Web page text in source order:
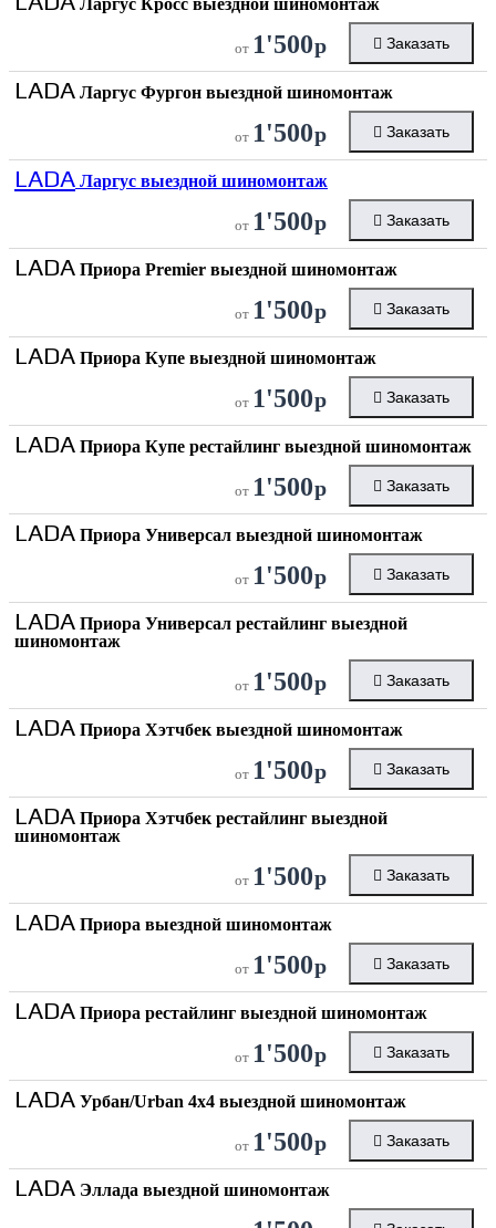
Ларгус Кросс выездной шиномонтаж
от 1'500р Заказать
LADA Ларгус Фургон выездной шиномонтаж
от 1'500р Заказать
LADA Ларгус выездной шиномонтаж
от 1'500р Заказать
LADA Приора Premier выездной шиномонтаж
от 1'500р Заказать
LADA Приора Купе выездной шиномонтаж
от 1'500р Заказать
LADA Приора Купе рестайлинг выездной шиномонтаж
от 1'500р Заказать
LADA Приора Универсал выездной шиномонтаж
от 1'500р Заказать
LADA Приора Универсал рестайлинг выездной
шиномонтаж
от 1'500р Заказать
LADA Приора Хэтчбек выездной шиномонтаж
от 1'500р Заказать
LADA Приора Хэтчбек рестайлинг выездной
шиномонтаж
от 1'500р Заказать
LADA Приора выездной шиномонтаж
от 1'500р Заказать
LADA Приора рестайлинг выездной шиномонтаж
от 1'500р Заказать
LADA Урбан/Urban 4х4 выездной шиномонтаж
от 1'500р Заказать
LADA Эллада выездной шиномонтаж